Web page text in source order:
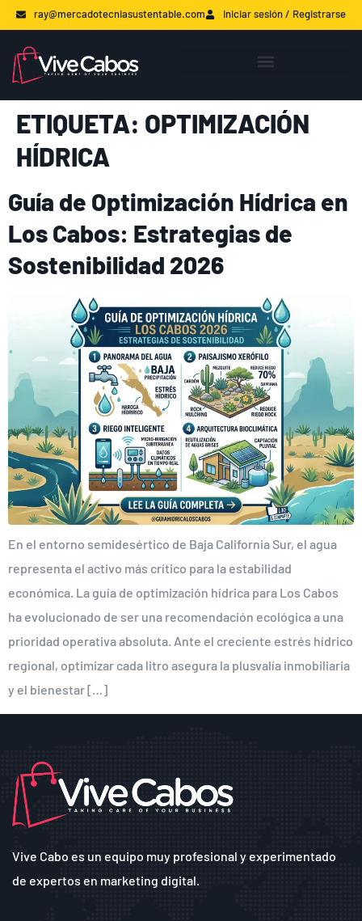
ray@mercadotecniasustentable.com Iniciar sesión / Registrarse
ETIQUETA: OPTIMIZACIÓN
HÍDRICA
Guía de Optimización Hídrica en
Los Cabos: Estrategias de
Sostenibilidad 2026
En el entorno semidesértico de Baja California Sur, el agua
representa el activo más crítico para la estabilidad
económica. La guía de optimización hídrica para Los Cabos
ha evolucionado de ser una recomendación ecológica a una
prioridad operativa absoluta. Ante el creciente estrés hídrico
regional, optimizar cada litro asegura la plusvalía inmobiliaria
y el bienestar […]
Vive Cabo es un equipo muy profesional y experimentado
de expertos en marketing digital.